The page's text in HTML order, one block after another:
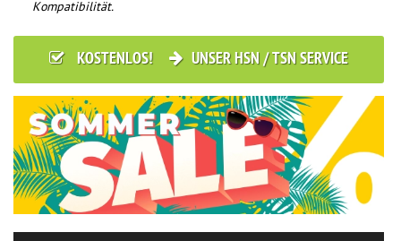
Kompatibilität.
KOSTENLOS! UNSER HSN / TSN SERVICE